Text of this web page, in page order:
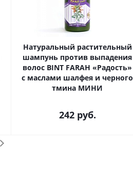
Натуральный растительный
шампунь против выпадения
волос BINT FARAH «Радость»
с маслами шалфея и черного
тмина МИНИ
242руб.